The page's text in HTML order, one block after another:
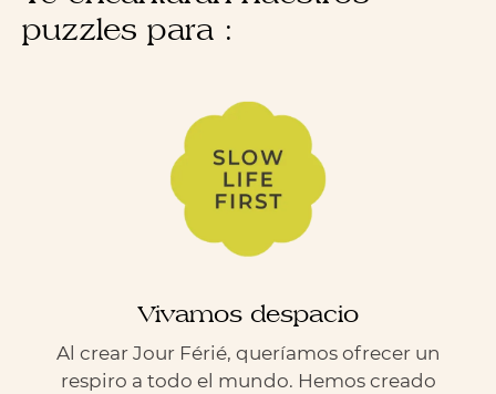
puzzles para :
Vivamos despacio
Al crear Jour Férié, queríamos ofrecer un
respiro a todo el mundo. Hemos creado